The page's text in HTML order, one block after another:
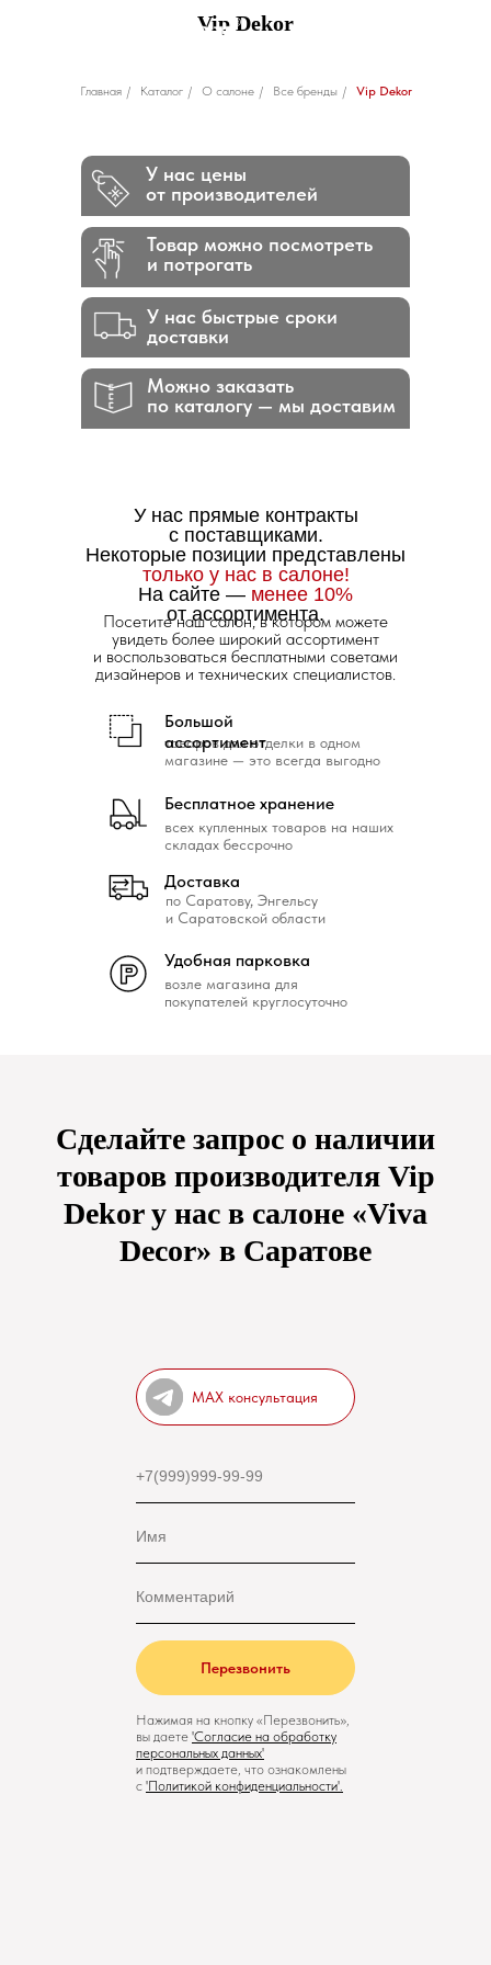
Vip Dekor
Главная / Каталог / О салоне / Все бренды / Vip Dekor
Можно заказать
по каталогу — мы доставим
У нас быстрые сроки
доставки
Товар можно посмотреть
и потрогать
У нас цены
от производителей
возле магазина для
покупателей круглосуточно
Удобная парковка
всех купленных товаров на наших
складах бессрочно
Бесплатное хранение
товаров для отделки в одном
магазине — это всегда выгодно
Большой
ассортимент
по Саратову, Энгельсу
и Саратовской области
Доставка
У нас прямые контракты
с поставщиками.
Некоторые позиции представлены
только у нас в салоне!
На сайте — менее 10%
от ассортимента.
Посетите наш салон, в котором можете
увидеть более широкий ассортимент
и воспользоваться бесплатными советами
дизайнеров и технических специалистов.
Сделайте запрос о наличии
товаров производителя Vip
Dekor у нас в салоне «Viva
Decor» в Саратове
Перезвонить
Нажимая на кнопку «Перезвонить»,
вы даете 'Cогласие на обработку
персональных данных'
и подтверждаете, что ознакомлены
с 'Политикой конфиденциальности'.
MAX консультация